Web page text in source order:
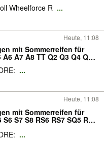
FORGED RACE.ONE
1 20ZOLL 20 ZOLL
RB-WHEELS
Wheelforce R ...
Heute, 11:08
mit Sommerreifen für
A7 A8 TT Q2 Q3 Q4 Q5
Karoq Superb Octavia
Sommerräder
...
Heute, 11:08
mit Sommerreifen für
S7 S8 RS6 RS7 SQ5 RS8
EQC EQE EQC VW Tiguan
...